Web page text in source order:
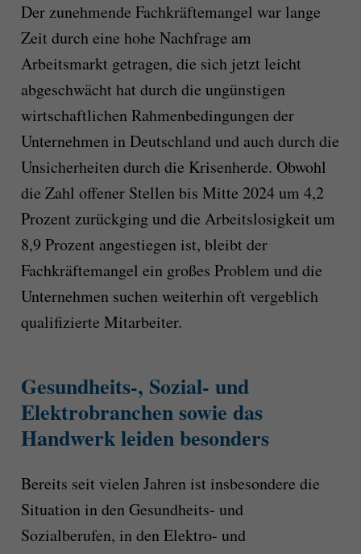
Der zunehmende Fachkräftemangel war lange
Zeit durch eine hohe Nachfrage am
Arbeitsmarkt getragen, die sich jetzt leicht
abgeschwächt hat durch die ungünstigen
wirtschaftlichen Rahmenbedingungen der
Unternehmen in Deutschland und auch durch die
Unsicherheiten durch die Krisenherde. Obwohl
die Zahl offener Stellen bis Mitte 2024 um 4,2
Prozent zurückging und die Arbeitslosigkeit um
8,9 Prozent angestiegen ist, bleibt der
Fachkräftemangel ein großes Problem und die
Unternehmen suchen weiterhin oft vergeblich
qualifizierte Mitarbeiter.
Gesundheits-, Sozial- und
Elektrobranchen sowie das
Handwerk leiden besonders
Bereits seit vielen Jahren ist insbesondere die
Situation in den Gesundheits- und
Sozialberufen, in den Elektro- und